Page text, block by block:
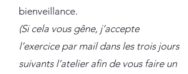
bienveillance.
(Si cela vous gêne, j’accepte
l’exercice par mail dans les trois jours
suivants l’atelier afin de vous faire un